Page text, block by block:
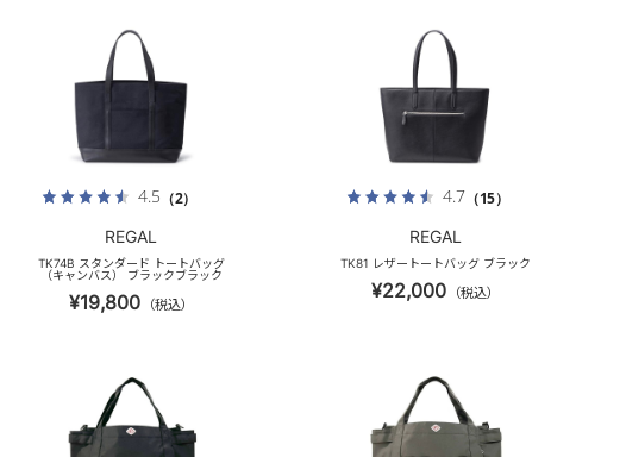
4.5 （2）
REGAL
TK74B スタンダード トートバッグ
（キャンバス） ブラックブラック
¥19,800 （税込）
4.7（15）
REGAL
TK81 レザートートバッグ ブラック
¥22,000 （税込）